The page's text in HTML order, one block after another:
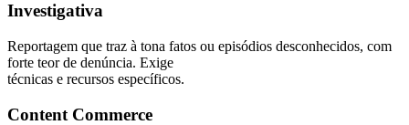
Investigativa
Reportagem que traz à tona fatos ou episódios desconhecidos, com
forte teor de denúncia. Exige
técnicas e recursos específicos.
Content Commerce